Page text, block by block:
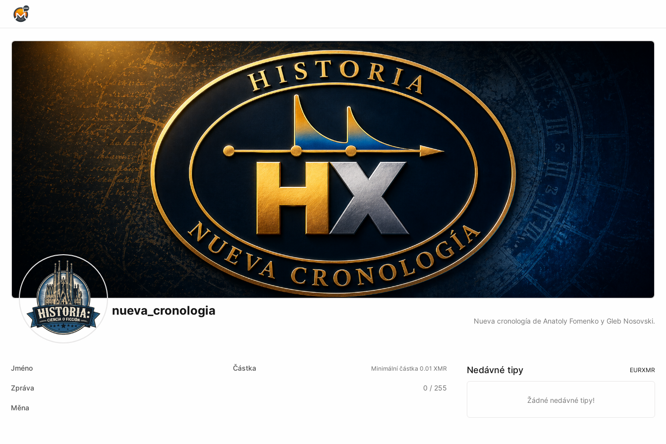
nueva_cronologia
Nueva cronología de Anatoly Fomenko y Gleb Nosovski.
Jméno Částka Minimální částka 0.01 XMR
Zpráva 0 / 255
Měna
Nedávné tipy EURXMR
Žádné nedávné tipy!